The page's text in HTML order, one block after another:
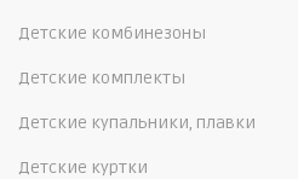
Детские комбинезоны
Детские комплекты
Детские купальники, плавки
Детские куртки